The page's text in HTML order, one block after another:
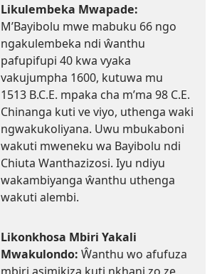
Likulembeka Mwapade:
M’Bayibolu mwe mabuku 66 ngo
ngakulembeka ndi ŵanthu
pafupifupi 40 kwa vyaka
vakujumpha 1600, kutuwa mu
1513 B.C.E. mpaka cha m’ma 98 C.E.
Chinanga kuti ve viyo, uthenga waki
ngwakukoliyana. Uwu mbukaboni
wakuti mweneku wa Bayibolu ndi
Chiuta Wanthazizosi. Iyu ndiyu
wakambiyanga ŵanthu uthenga
wakuti alembi.
Likonkhosa Mbiri Yakali
Mwakulondo: Ŵanthu wo afufuza